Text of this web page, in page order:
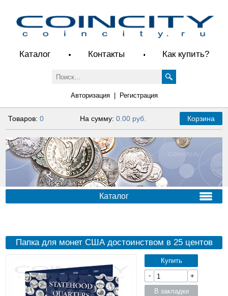
Каталог Контакты Как купить?
Авторизация| Регистрация
Товаров:0 На сумму: 0.00 руб. Корзина
Каталог
Папка для монет США достоинством в 25 центов
Купить
-
+
В закладки